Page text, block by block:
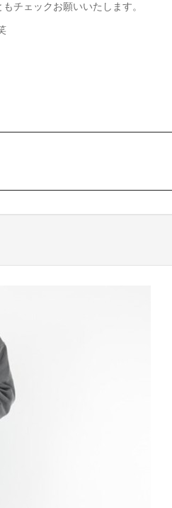
チェックお願いいたします。